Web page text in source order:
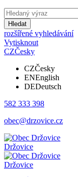
Hledat
rozšířené vyhledávání
Vytisknout
CZČesky
CZČesky
ENEnglish
DEDeutsch
582 333 398
obec@drzovice.cz
Držovice
Držovice